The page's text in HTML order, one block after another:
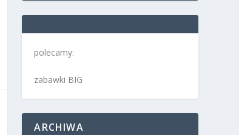
polecamy:
zabawki BIG
ARCHIWA